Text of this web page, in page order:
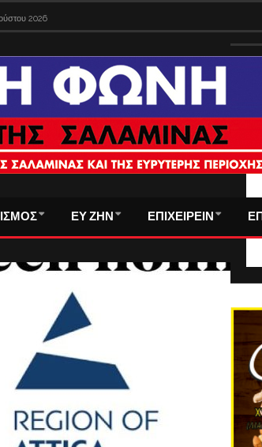
2026
ΑΛΛΗ ΥΠΟΒΑΘΜΙΣΗ 1 Αυγούστου 2026
ΕΥ ΖΗΝ ΕΠΙΧΕΙΡΕΙΝ